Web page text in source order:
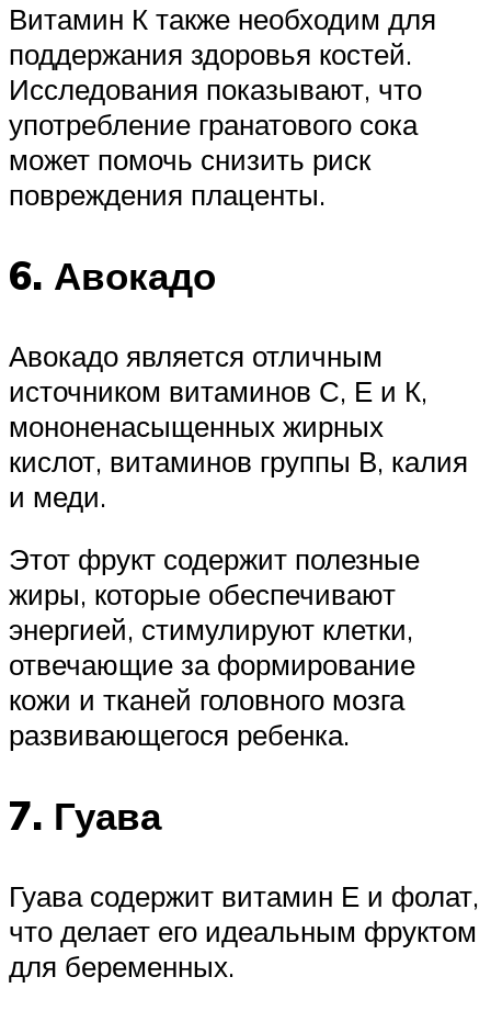
Витамин К также необходим для
поддержания здоровья костей.
Исследования показывают, что
употребление гранатового сока
может помочь снизить риск
повреждения плаценты.
6. Авокадо
Авокадо является отличным
источником витаминов С, Е и К,
мононенасыщенных жирных
кислот, витаминов группы В, калия
и меди.
Этот фрукт содержит полезные
жиры, которые обеспечивают
энергией, стимулируют клетки,
отвечающие за формирование
кожи и тканей головного мозга
развивающегося ребенка.
7. Гуава
Гуава содержит витамин Е и фолат,
что делает его идеальным фруктом
для беременных.